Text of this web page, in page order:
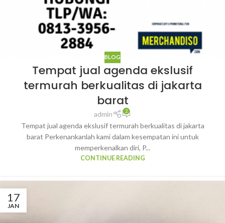
BLOG
Tempat jual agenda ekslusif
termurah berkualitas di jakarta
barat
admin 2
Tempat jual agenda ekslusif termurah berkualitas di jakarta
barat Perkenankanlah kami dalam kesempatan ini untuk
memperkenalkan diri, P...
CONTINUE READING
17
JAN